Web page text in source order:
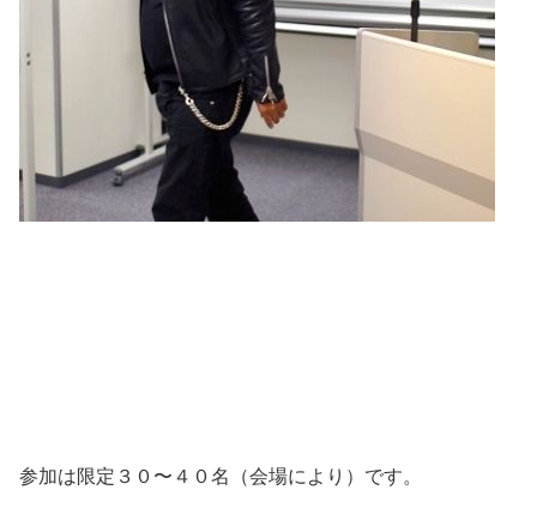
参加は限定３０〜４０名（会場により）です。